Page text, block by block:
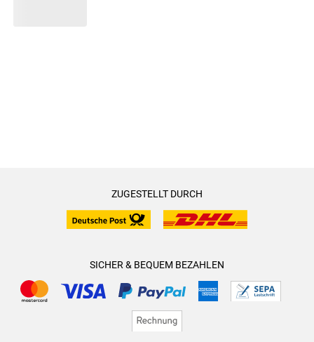
ZUGESTELLT DURCH
SICHER & BEQUEM BEZAHLEN